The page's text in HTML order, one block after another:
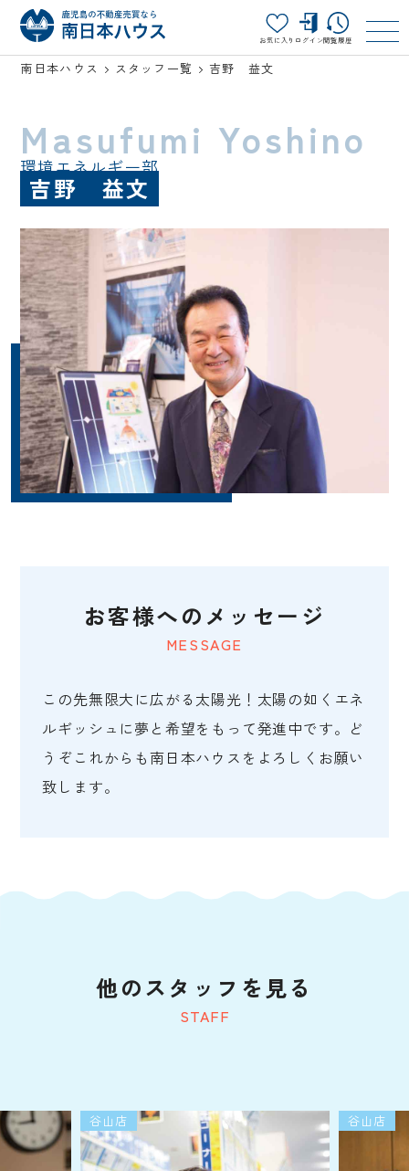
お気に入り ログイン閲覧履歴
南日本ハウス スタッフ一覧 吉野 益文
Masufumi Yoshino
環境エネルギー部
吉野 益文
MESSAGE
お客様へのメッセージ
この先無限大に広がる太陽光！太陽の如くエネ
ルギッシュに夢と希望をもって発進中です。ど
うぞこれからも南日本ハウスをよろしくお願い
致します。
STAFF
他のスタッフを見る
谷山店 谷山店